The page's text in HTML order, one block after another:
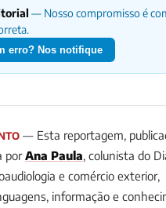
— Nosso compromisso é
erro? Nos notifique
— Esta reportagem,
porAna Paula, colunista do
e comércio exterior,
informação e